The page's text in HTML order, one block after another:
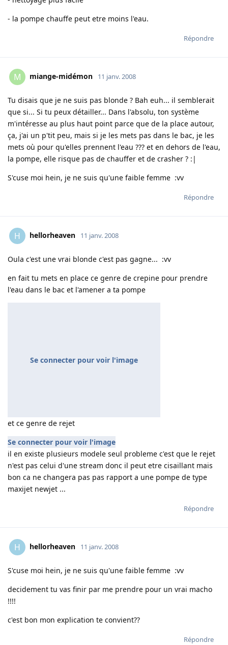
- la pompe chauffe peut etre moins l'eau.
Répondre
M miange-midémon 11 janv. 2008
Tu disais que je ne suis pas blonde ? Bah euh... il semblerait
que si... Si tu peux détailler... Dans l'absolu, ton système
m'intéresse au plus haut point parce que de la place autour,
ça, j'ai un p'tit peu, mais si je les mets pas dans le bac, je les
mets où pour qu'elles prennent l'eau ??? et en dehors de l'eau,
la pompe, elle risque pas de chauffer et de crasher ? :|
S'cuse moi hein, je ne suis qu'une faible femme :vv
Répondre
H hellorheaven 11 janv. 2008
Oula c'est une vrai blonde c'est pas gagne... :vv
en fait tu mets en place ce genre de crepine pour prendre
l'eau dans le bac et l'amener a ta pompe
Se connecter pour voir l'image
et ce genre de rejet
Se connecter pour voir l'image
il en existe plusieurs modele seul probleme c'est que le rejet
n'est pas celui d'une stream donc il peut etre cisaillant mais
bon ca ne changera pas pas rapport a une pompe de type
maxijet newjet ...
Répondre
H hellorheaven 11 janv. 2008
S'cuse moi hein, je ne suis qu'une faible femme :vv
decidement tu vas finir par me prendre pour un vrai macho
!!!!
c'est bon mon explication te convient??
Répondre